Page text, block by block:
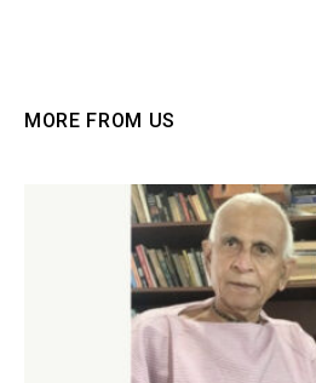
MORE FROM US